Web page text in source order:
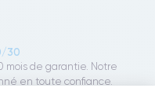
30
mois de garantie. Notre
en toute confiance.